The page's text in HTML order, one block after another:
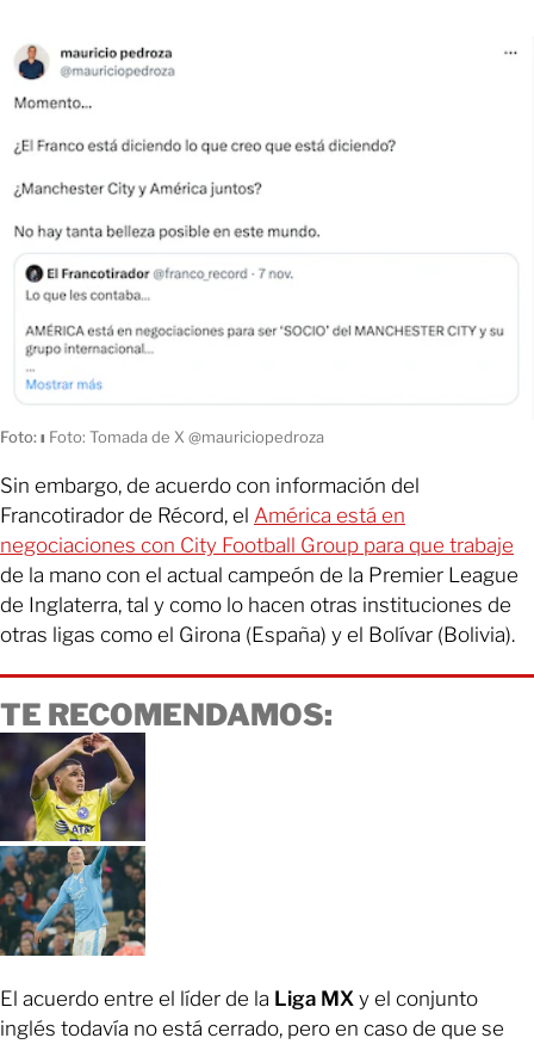
Foto:ı Foto: Tomada de X @mauriciopedroza
Sin embargo, de acuerdo con información del
Francotirador de Récord, el América está en
negociaciones con City Football Group para que trabaje
de la mano con el actual campeón de la Premier League
de Inglaterra, tal y como lo hacen otras instituciones de
otras ligas como el Girona (España) y el Bolívar (Bolivia).
TE RECOMENDAMOS:
El acuerdo entre el líder de la Liga MX y el conjunto
inglés todavía no está cerrado, pero en caso de que se